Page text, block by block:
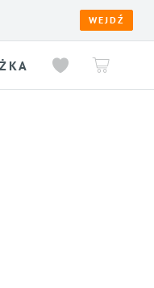
WEJDŹ